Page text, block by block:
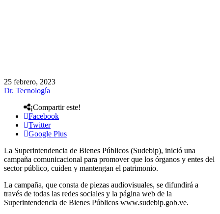
25 febrero, 2023
Dr. Tecnología
¡Compartir este!
Facebook
Twitter
Google Plus
La Superintendencia de Bienes Públicos (Sudebip), inició una
campaña comunicacional para promover que los órganos y entes del
sector público, cuiden y mantengan el patrimonio.
La campaña, que consta de piezas audiovisuales, se difundirá a
través de todas las redes sociales y la página web de la
Superintendencia de Bienes Públicos www.sudebip.gob.ve.